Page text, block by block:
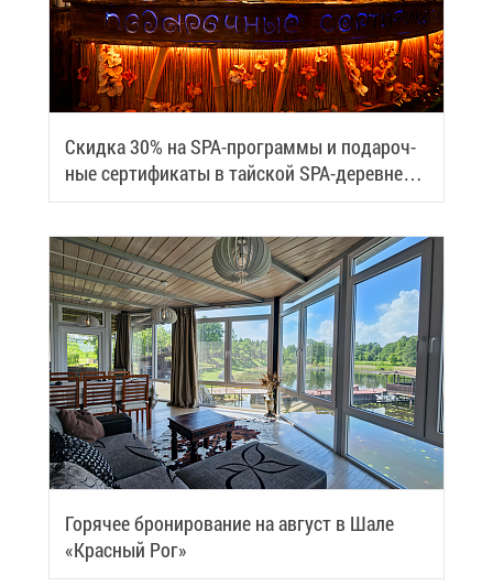
Скид­ка 30% на SPA-про­грам­мы и по­да­роч­
ные сер­ти­фи­ка­ты в тай­ской SPA-де­ревне
Samui
Го­ря­чее бро­ни­ро­ва­ние на ав­густ в Ша­ле
«Крас­ный Рог»